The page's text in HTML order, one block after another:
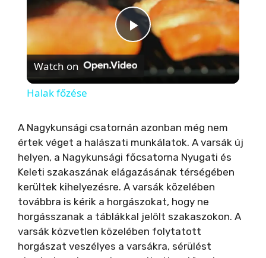
P
l
y
V
i
Watch on
Halak főzése
A Nagykunsági csatornán azonban még nem
értek véget a halászati munkálatok. A varsák új
helyen, a Nagykunsági főcsatorna Nyugati és
Keleti szakaszának elágazásának térségében
kerültek kihelyezésre. A varsák közelében
továbbra is kérik a horgászokat, hogy ne
horgásszanak a táblákkal jelölt szakaszokon. A
varsák közvetlen közelében folytatott
horgászat veszélyes a varsákra, sérülést